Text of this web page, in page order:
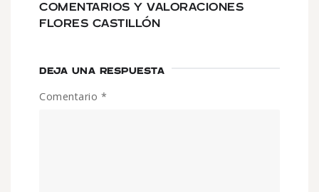
COMENTARIOS Y VALORACIONES
FLORES CASTILLÓN
DEJA UNA RESPUESTA
Comentario *